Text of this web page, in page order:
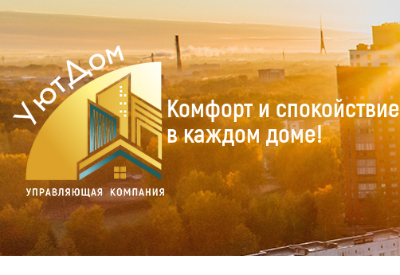
Комфорт и спокойствие
в каждом доме!